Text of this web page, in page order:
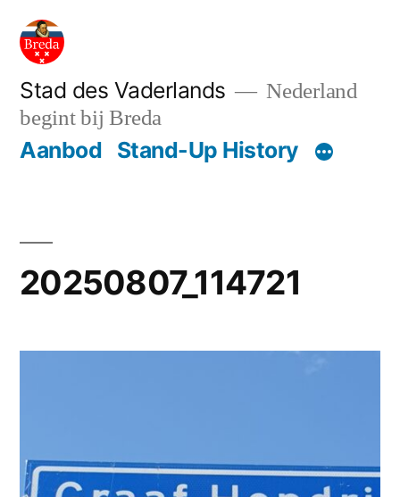
naar
inhoud
Stad des Vaderlands
Nederland
begint bij Breda
Aanbod Stand-Up History
20250807_114721